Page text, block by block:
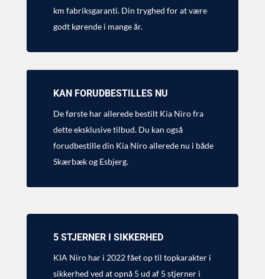
km fabriksgaranti. Din tryghed for at være
godt kørende i mange år.
KAN FORUDBESTILLES NU
De første har allerede bestilt Kia Niro fra
dette eksklusive tilbud. Du kan også
forudbestille din Kia Niro allerede nu i både
Skærbæk og Esbjerg.
5 STJERNER I SIKKERHED
KIA Niro har i 2022 fået op til topkarakter i
sikkerhed ved at opnå 5 ud af 5 stjerner i